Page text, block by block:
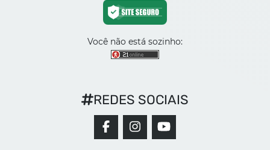
Você não está sozinho:
REDES SOCIAIS